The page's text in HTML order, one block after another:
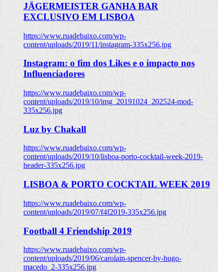
JÄGERMEISTER GANHA BAR
EXCLUSIVO EM LISBOA
https://www.ruadebaixo.com/wp-
content/uploads/2019/11/instagram-335x256.jpg
Instagram: o fim dos Likes e o impacto nos
Influenciadores
https://www.ruadebaixo.com/wp-
content/uploads/2019/10/img_20191024_202524-mod-
335x256.jpg
Luz by Chakall
https://www.ruadebaixo.com/wp-
content/uploads/2019/10/lisboa-porto-cocktail-week-2019-
header-335x256.jpg
LISBOA & PORTO COCKTAIL WEEK 2019
https://www.ruadebaixo.com/wp-
content/uploads/2019/07/f4f2019-335x256.jpg
Football 4 Friendship 2019
https://www.ruadebaixo.com/wp-
content/uploads/2019/06/carolain-spencer-by-hugo-
macedo_2-335x256.jpg